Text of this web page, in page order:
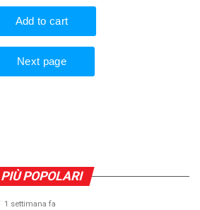
PIÙ POPOLARI
1 settimana fa